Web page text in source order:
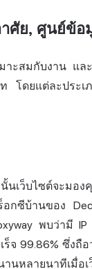
ศัย, ศูนย์ข้อ
ะสมกับงาน แล
ดยแต่ละประเ
เว็บไซต์จะมอ
อกซีบ้านของ
พบว่ามี
ร็จ 99.86% ซึ่งถือ
านหลายนาทีเมื่